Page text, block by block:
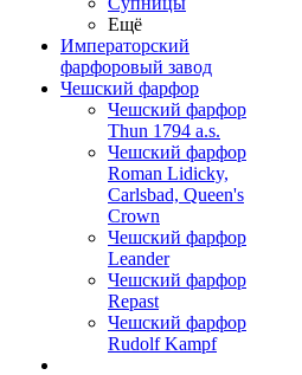
Ещё
Императорский
фарфоровый завод
Чешский фарфор
Чешский фарфор
Thun 1794 a.s.
Чешский фарфор
Roman Lidicky,
Carlsbad, Queen's
Crown
Чешский фарфор
Leander
Чешский фарфор
Repast
Чешский фарфор
Rudolf Kampf